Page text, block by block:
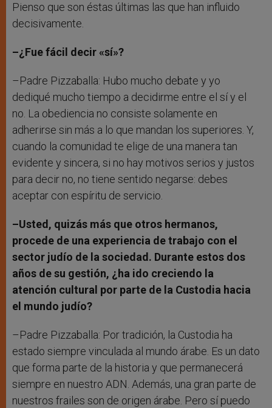
Pienso que son éstas últimas las que han influido
decisivamente.
–¿Fue fácil decir «sí»?
–Padre Pizzaballa: Hubo mucho debate y yo
dediqué mucho tiempo a decidirme entre el sí y el
no. La obediencia no consiste solamente en
adherirse sin más a lo que mandan los superiores. Y,
cuando la comunidad te elige de una manera tan
evidente y sincera, si no hay motivos serios y justos
para decir no, no tiene sentido negarse: debes
aceptar con espíritu de servicio.
–Usted, quizás más que otros hermanos,
procede de una experiencia de trabajo con el
sector judío de la sociedad. Durante estos dos
años de su gestión, ¿ha ido creciendo la
atención cultural por parte de la Custodia hacia
el mundo judío?
–Padre Pizzaballa: Por tradición, la Custodia ha
estado siempre vinculada al mundo árabe. Es un dato
que forma parte de la historia y que permanecerá
siempre en nuestro ADN. Además, una gran parte de
nuestros frailes son de origen árabe. Pero sí puedo